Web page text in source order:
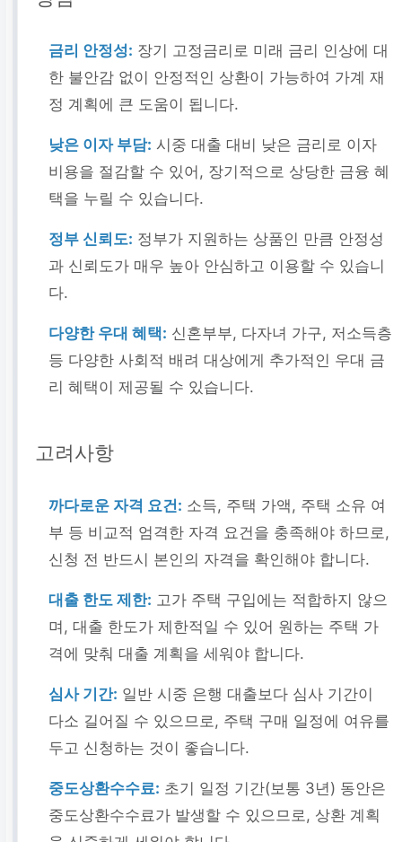
금리 안정성: 장기 고정금리로 미래 금리 인상에 대
한 불안감 없이 안정적인 상환이 가능하여 가계 재
정 계획에 큰 도움이 됩니다.
낮은 이자 부담: 시중 대출 대비 낮은 금리로 이자
비용을 절감할 수 있어, 장기적으로 상당한 금융 혜
택을 누릴 수 있습니다.
정부 신뢰도: 정부가 지원하는 상품인 만큼 안정성
과 신뢰도가 매우 높아 안심하고 이용할 수 있습니
다.
다양한 우대 혜택: 신혼부부, 다자녀 가구, 저소득층
등 다양한 사회적 배려 대상에게 추가적인 우대 금
리 혜택이 제공될 수 있습니다.
고려사항
까다로운 자격 요건: 소득, 주택 가액, 주택 소유 여
부 등 비교적 엄격한 자격 요건을 충족해야 하므로,
신청 전 반드시 본인의 자격을 확인해야 합니다.
대출 한도 제한: 고가 주택 구입에는 적합하지 않으
며, 대출 한도가 제한적일 수 있어 원하는 주택 가
격에 맞춰 대출 계획을 세워야 합니다.
심사 기간: 일반 시중 은행 대출보다 심사 기간이
다소 길어질 수 있으므로, 주택 구매 일정에 여유를
두고 신청하는 것이 좋습니다.
중도상환수수료: 초기 일정 기간(보통 3년) 동안은
중도상환수수료가 발생할 수 있으므로, 상환 계획